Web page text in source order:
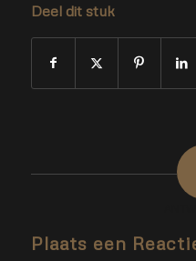
Deel dit stuk
Plaats een